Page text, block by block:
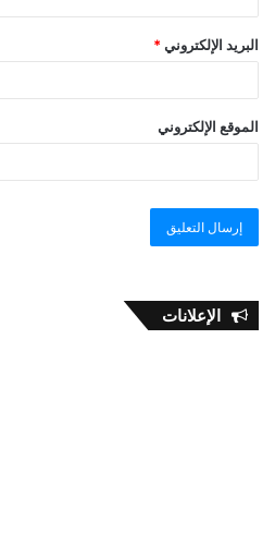
البريد الإلكتروني *
الموقع الإلكتروني
الإعلانات